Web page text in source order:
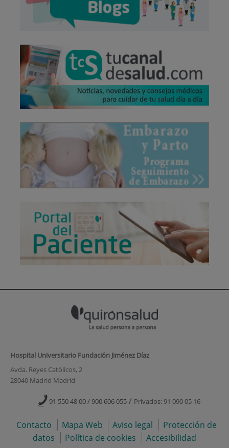
Hospital Universitario Fundación Jiménez Díaz
Avda. Reyes Católicos, 2
28040 Madrid Madrid
91 550 48 00 / 900 606 055 / Privados: 91 090 05 16
Contacto Mapa Web Aviso legal
Protección de
datos
Política de cookies Accesibilidad